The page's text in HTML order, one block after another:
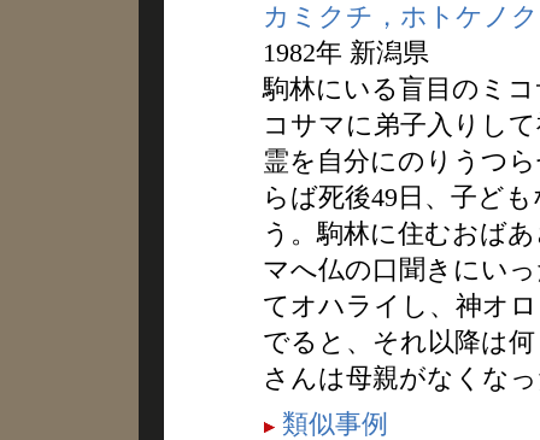
カミクチ，ホトケノ
1982年 新潟県
駒林にいる盲目のミ
コサマに弟子入りし
霊を自分にのりうつ
らば死後49日、子ど
う。駒林に住むおば
マへ仏の口聞きにい
てオハライし、神オ
でると、それ以降は
さんは母親がなくな
類似事例